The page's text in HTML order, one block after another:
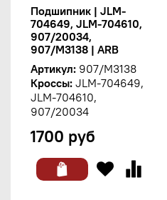
Подшипник | JLM-
704649, JLM-704610,
907/20034,
907/M3138 | ARB
Артикул: 907/M3138
Кроссы: JLM-704649,
JLM-704610,
907/20034
1700 руб